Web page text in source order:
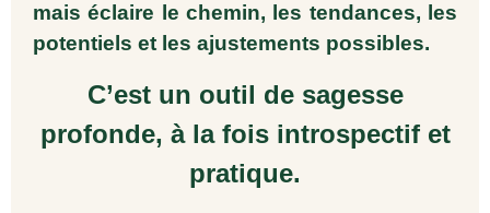
mais éclaire le chemin, les tendances, les
potentiels et les ajustements possibles.
C’est un outil de sagesse
profonde, à la fois introspectif et
pratique.